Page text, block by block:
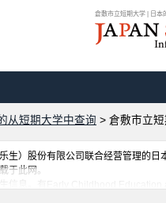
倉敷市立短期大学 | 日本
从短期大学中查询 > 倉敷市立
生）股份有限公司联合经营管理的
于此网。
信息。有Early Childhood